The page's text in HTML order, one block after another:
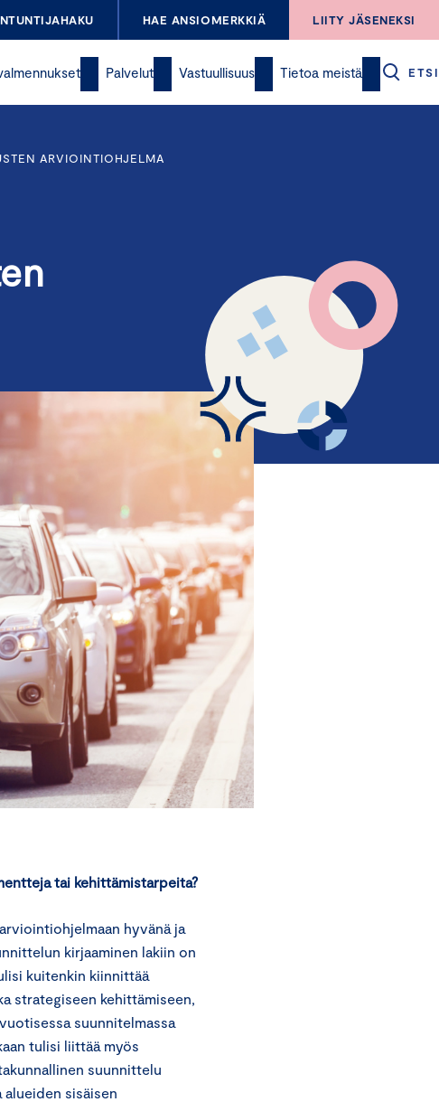
HAE ANSIOMERKKIÄ LIITY JÄSENEKSI
Palvelut Vastuullisuus Tietoa meistä ETSI
ARVIOINTIOHJELMA
tai kehittämistarpeita?
hyvänä ja
kirjaaminen lakiin on
kuitenkin kiinnittää
strategiseen kehittämiseen,
suunnitelmassa
tulisi liittää myös
suunnittelu
sisäisen